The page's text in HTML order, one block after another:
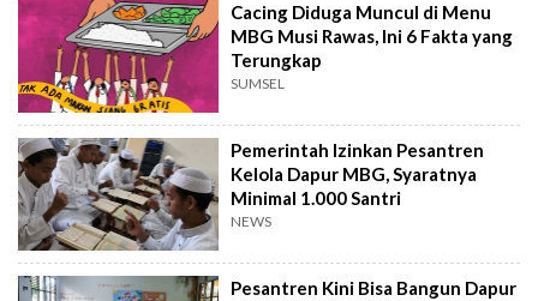
Cacing Diduga Muncul di Menu
MBG Musi Rawas, Ini 6 Fakta yang
Terungkap
SUMSEL
Pemerintah Izinkan Pesantren
Kelola Dapur MBG, Syaratnya
Minimal 1.000 Santri
NEWS
Pesantren Kini Bisa Bangun Dapur